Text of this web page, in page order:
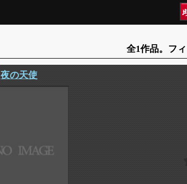
全1作品。フ
夜の天使